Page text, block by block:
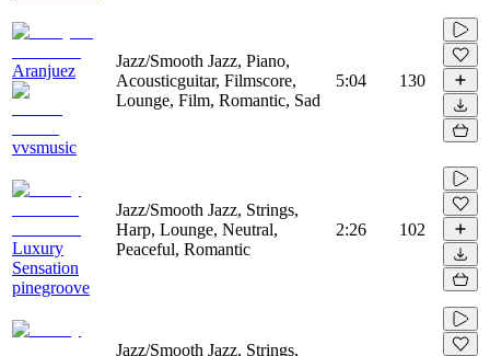
Aranjuez
vvsmusic
Jazz/Smooth Jazz, Piano,
Acousticguitar, Filmscore,
Lounge, Film, Romantic, Sad
5:04 130
Luxury
Sensation
pinegroove
Jazz/Smooth Jazz, Strings,
Harp, Lounge, Neutral,
Peaceful, Romantic
2:26 102
Jazz/Smooth Jazz, Strings,